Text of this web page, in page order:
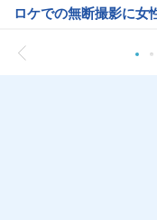
ロケでの無断撮影に女